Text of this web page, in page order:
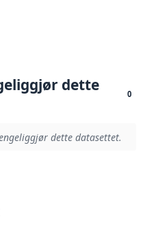
dette
0
dette datasettet.